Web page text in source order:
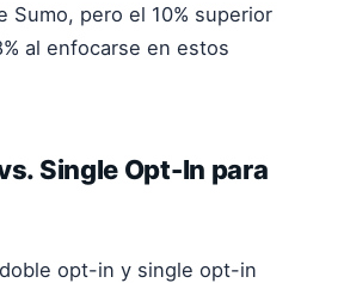
Sumo, pero el 10% superior
al enfocarse en estos
Single Opt-In para
opt-in y single opt-in